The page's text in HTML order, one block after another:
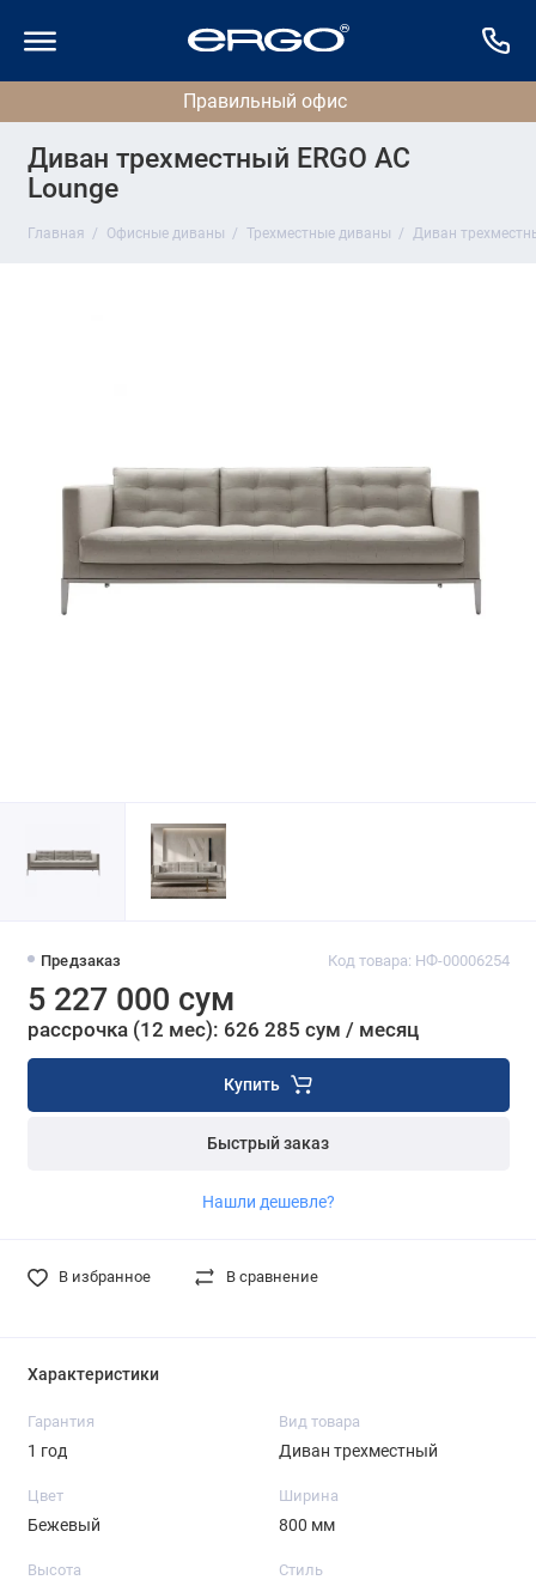
Диван трехместный ERGO AC
Lounge
Главная Офисные диваны Трехместные диваны Диван
Предзаказ Код товара: НФ-00006254
5 227 000 сум
рассрочка (12 мес): 626 285 сум / месяц
Купить
Быстрый заказ
Нашли дешевле?
В избранное В сравнение
Характеристики
Гарантия
1 год
Вид товара
Диван трехместный
Цвет
Бежевый
Ширина
800 мм
Высота Стиль